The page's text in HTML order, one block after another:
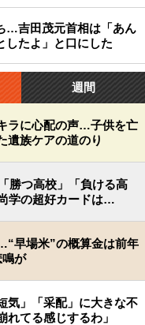
…吉田茂元首相は「あん
したよ」と口にした
週間
ラに心配の声…子供を亡
遺族ケアの道のり
勝つ高校」「負ける高
学の超好カードは…
早場米”の概算金は前年
鳴が
気」「采配」に大きな不
てる感じするわ」